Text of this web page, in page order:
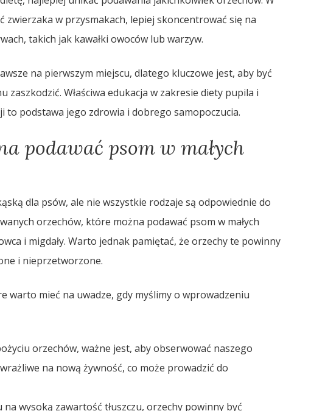
zwierzaka w przysmakach, lepiej skoncentrować się na
takich jak kawałki owoców lub warzyw.
na pierwszym miejscu, dlatego kluczowe jest, aby być
zaszkodzić. Właściwa edukacja w zakresie diety pupila i
to podstawa jego zdrowia i dobrego samopoczucia.
podawać psom w małych
dla psów, ale nie wszystkie rodzaje są odpowiednie do
orzechów, które można podawać psom w małych
i migdały. Warto jednak pamiętać, że orzechy te powinny
i nieprzetworzone.
warto mieć na uwadze, gdy myślimy o wprowadzeniu
orzechów, ważne jest, aby obserwować naszego
na nową żywność, co może prowadzić do
wysoką zawartość tłuszczu, orzechy powinny być